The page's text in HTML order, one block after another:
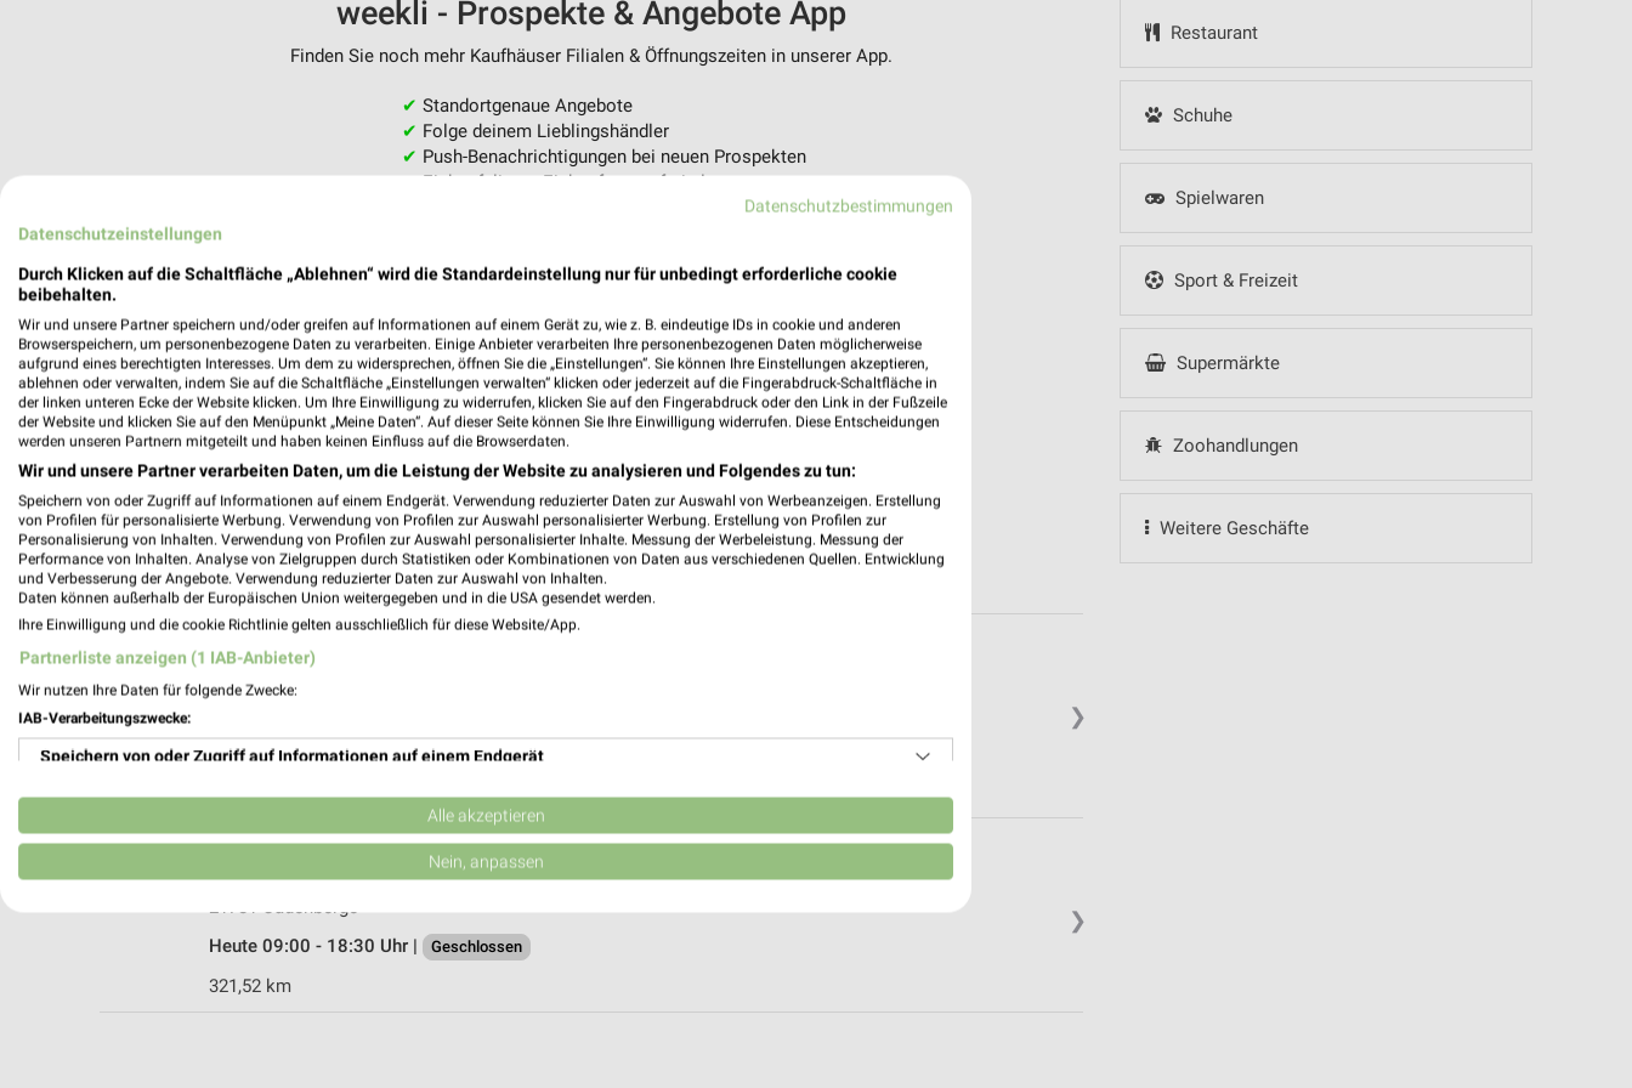
Restaurant
Schuhe
Spielwaren
Sport & Freizeit
Supermärkte
Zoohandlungen
Weitere Geschäfte
weekli - Prospekte & Angebote App
Finden Sie noch mehr Kaufhäuser Filialen & Öffnungszeiten in unserer App.
✔ Standortgenaue Angebote
✔ Folge deinem Lieblingshändler
✔ Push-Benachrichtigungen bei neuen Prospekten
✔Einkaufsliste - Einkauf stressfrei planen
❯
Woolworth Brunsbüttel
25541 Brunsbüttel
Heute 09:00 - 19:00 Uhr | Geschlossen
❯
Ernsting's family Cadenberge
Am Markt 4
21781 Cadenberge
Heute 09:00 - 18:30 Uhr |
Geschlossen
321,52 km
Datenschutzbestimmungen
Datenschutzeinstellungen
Durch Klicken auf die Schaltfläche „Ablehnen“ wird die Standardeinstellung nur für unbedingt erforderliche cookie
beibehalten.
Wir und unsere Partner speichern und/oder greifen auf Informationen auf einem Gerät zu, wie z. B. eindeutige IDs in cookie und anderen
Browserspeichern, um personenbezogene Daten zu verarbeiten. Einige Anbieter verarbeiten Ihre personenbezogenen Daten möglicherweise
aufgrund eines berechtigten Interesses. Um dem zu widersprechen, öffnen Sie die „Einstellungen“. Sie können Ihre Einstellungen akzeptieren,
ablehnen oder verwalten, indem Sie auf die Schaltfläche „Einstellungen verwalten“ klicken oder jederzeit auf die Fingerabdruck-Schaltfläche in
der linken unteren Ecke der Website klicken. Um Ihre Einwilligung zu widerrufen, klicken Sie auf den Fingerabdruck oder den Link in der Fußzeile
der Website und klicken Sie auf den Menüpunkt „Meine Daten“. Auf dieser Seite können Sie Ihre Einwilligung widerrufen. Diese Entscheidungen
werden unseren Partnern mitgeteilt und haben keinen Einfluss auf die Browserdaten.
Wir und unsere Partner verarbeiten Daten, um die Leistung der Website zu analysieren und Folgendes zu tun:
Speichern von oder Zugriff auf Informationen auf einem Endgerät. Verwendung reduzierter Daten zur Auswahl von Werbeanzeigen. Erstellung
von Profilen für personalisierte Werbung. Verwendung von Profilen zur Auswahl personalisierter Werbung. Erstellung von Profilen zur
Personalisierung von Inhalten. Verwendung von Profilen zur Auswahl personalisierter Inhalte. Messung der Werbeleistung. Messung der
Performance von Inhalten. Analyse von Zielgruppen durch Statistiken oder Kombinationen von Daten aus verschiedenen Quellen. Entwicklung
und Verbesserung der Angebote. Verwendung reduzierter Daten zur Auswahl von Inhalten.
Daten können außerhalb der Europäischen Union weitergegeben und in die USA gesendet werden.
Ihre Einwilligung und die cookie Richtlinie gelten ausschließlich für diese Website/App.
Partnerliste anzeigen (1 IAB-Anbieter)
Wir nutzen Ihre Daten für folgende Zwecke:
IAB-Verarbeitungszwecke:
Speichern von oder Zugriff auf Informationen auf einem Endgerät
Verwendung reduzierter Daten zur Auswahl von Werbeanzeigen
Erstellung von Profilen für personalisierte Werbung
Erstellung von Profilen zur Personalisierung von Inhalten
Alle akzeptieren
Nein, anpassen